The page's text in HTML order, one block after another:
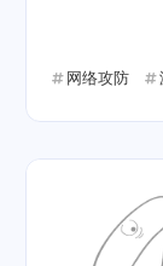
网络攻防